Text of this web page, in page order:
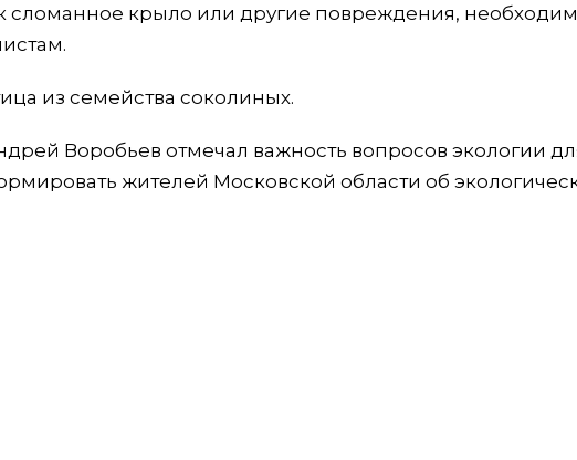
сломанное крыло или другие повреждения,
из семейства соколиных.
Воробьев отмечал важность вопросов экологии
жителей Московской области об